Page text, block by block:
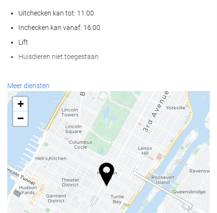
Uitchecken kan tot: 11:00
Inchecken kan vanaf: 16:00
Lift
Huisdieren niet toegestaan
Receptiediensten
24-uursreceptie
Bagageopslag
Huishoudelijke diensten
Wasservice
Wellness
Gymzaal
Meer diensten
+
−